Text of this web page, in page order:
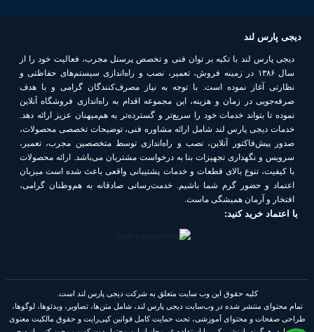
دیجی پارس لند
دیجی پارس لند با تکیه بر توان فنی و تخصص پرسنل مجرب، فعالیت خود را از
سال ۱۳۸۶ در زمینه فروش، تعمیر، نصب و راه‌اندازی سیستم‌های حفاظتی و
نظارتی آغاز نموده است. با توجه به نیاز مصرف‌کنندگان گرامی و با هدف
صرفه‌جویی در زمان و هزینه، این مجموعه اقدام به راه‌اندازی فروشگاه آنلاین
نموده تا بتواند خدمات خود را سریع‌تر و گسترده‌تر به هم‌میهنان عزیز ارائه دهد.
خدمات دیجی پارس لند شامل ارائه مشاوره فنی، توضیحات تخصصی محصولات،
صدور پیش‌فاکتور آنلاین، نصب و راه‌اندازی توسط متخصصین مجرب، تعمیر،
سرویس و نگهداری تجهیزات بنا به درخواست مشتریان می‌باشد. ارائه محصولات
با کیفیت، تنوع بالای قطعات و خدمات پشتیبانی واقعی باعث شده است میزبان
اعتماد و حضور گرم شما باشیم. خدمت‌رسانی صادقانه به هم‌وطنان گرامی،
افتخار و آرمان همیشگی ماست.
با اعتماد خرید کنید:
کلیه حقوق این وب سایت متعلق به شرکت دیجی پارس لند است.
تمام محتوای منتشر شده در وب‌سایت دیجی پارس لند، شامل متن‌ها، تصاویر، ویدئوها، لوگوها،
طراحی صفحات و محتوای آموزشی، تحت حمایت کامل قوانین کپی‌رایت و حقوق مالکیت معنوی